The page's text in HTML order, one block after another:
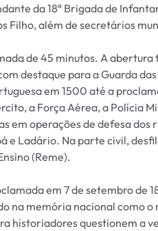
da 18ª Brigada de
Filho, além de secretários
de 45 minutos. A
destaque para a Guarda
em 1500 até a
a Força Aérea, a Polícia
em operações de defesa
e Ladário. Na parte civil,
(Reme).
em 7 de setembro de
na memória nacional como
historiadores questionem a